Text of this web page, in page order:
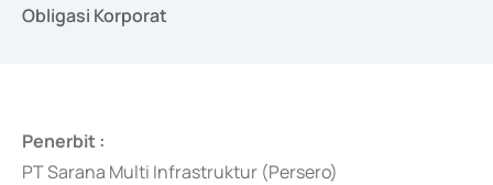
Obligasi Korporat
Penerbit :
PT Sarana Multi Infrastruktur (Persero)